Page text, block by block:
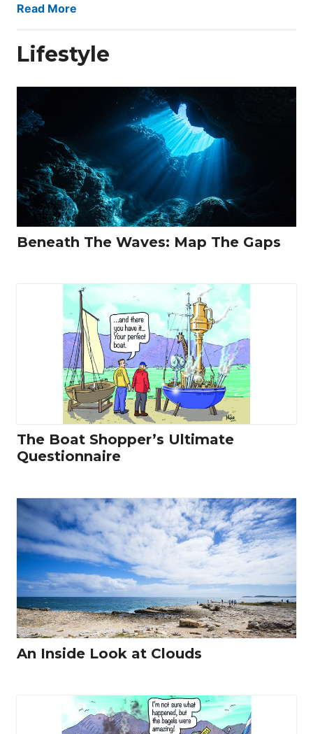
Read More
Lifestyle
Beneath The Waves: Map The Gaps
The Boat Shopper’s Ultimate
Questionnaire
An Inside Look at Clouds